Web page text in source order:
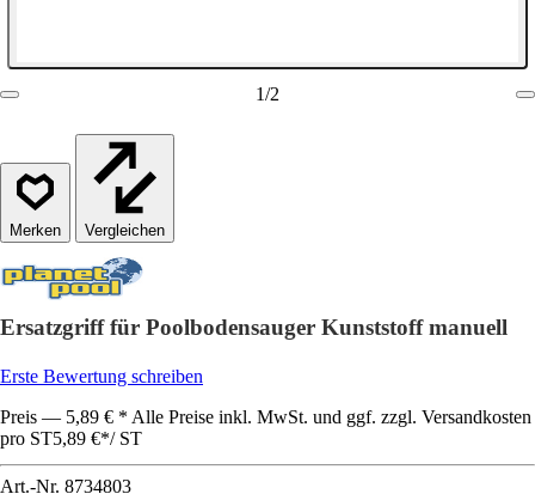
1/2
Vergleichen
Ersatzgriff für Poolbodensauger Kunststoff manuell
Erste Bewertung schreiben
Preis — 5,89 € * Alle Preise inkl. MwSt. und ggf. zzgl. Versandkosten
pro ST5,89 €*/ ST
Art.-Nr. 8734803